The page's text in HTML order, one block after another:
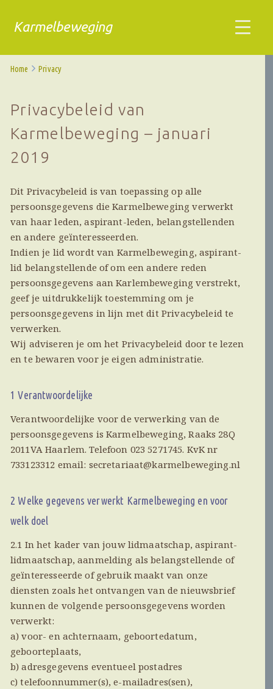
Home Privacy
Privacybeleid van
Karmelbeweging – januari
2019
Dit Privacybeleid is van toepassing op alle
persoonsgegevens die Karmelbeweging verwerkt
van haar leden, aspirant-leden, belangstellenden
en andere geïnteresseerden.
Indien je lid wordt van Karmelbeweging, aspirant-
lid belangstellende of om een andere reden
persoonsgegevens aan Karlembeweging verstrekt,
geef je uitdrukkelijk toestemming om je
persoonsgegevens in lijn met dit Privacybeleid te
verwerken.
Wij adviseren je om het Privacybeleid door te lezen
en te bewaren voor je eigen administratie.
1 Verantwoordelijke
Verantwoordelijke voor de verwerking van de
persoonsgegevens is Karmelbeweging, Raaks 28Q
2011VA Haarlem. Telefoon 023 5271745. KvK nr
733123312 email: secretariaat@karmelbeweging.nl
2 Welke gegevens verwerkt Karmelbeweging en voor
welk doel
2.1 In het kader van jouw lidmaatschap, aspirant-
lidmaatschap, aanmelding als belangstellende of
geïnteresseerde of gebruik maakt van onze
diensten zoals het ontvangen van de nieuwsbrief
kunnen de volgende persoonsgegevens worden
verwerkt:
a) voor- en achternaam, geboortedatum,
geboorteplaats,
b) adresgegevens eventueel postadres
c) telefoonnummer(s), e-mailadres(sen),
Karmelbeweging